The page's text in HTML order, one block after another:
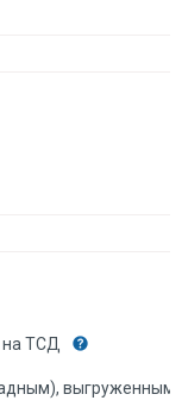
ТСД
выгруженным